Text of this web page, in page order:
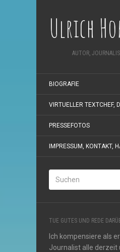
Ulrich
AUTOR,
BIOGRAFIE
VIRTUELLER TEXTCHEF,
PRESSEFOTOS
IMPRESSUM, KONTAKT,
TUE GUTES UND REDE
Ich kompensiere als
Journalist alle derzeit